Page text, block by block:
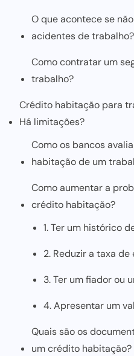
O que acontece se
acidentes de trabalho?
Como contratar um
trabalho?
Crédito habitação para
Há limitações?
Como os bancos
habitação de um
Como aumentar a
crédito habitação?
1. Ter um histórico
2. Reduzir a taxa de
3. Ter um fiador ou
4. Apresentar um
Quais são os
um crédito habitação?